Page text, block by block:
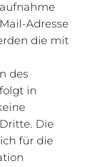
Adresse
die mit
des
in
Die
für die